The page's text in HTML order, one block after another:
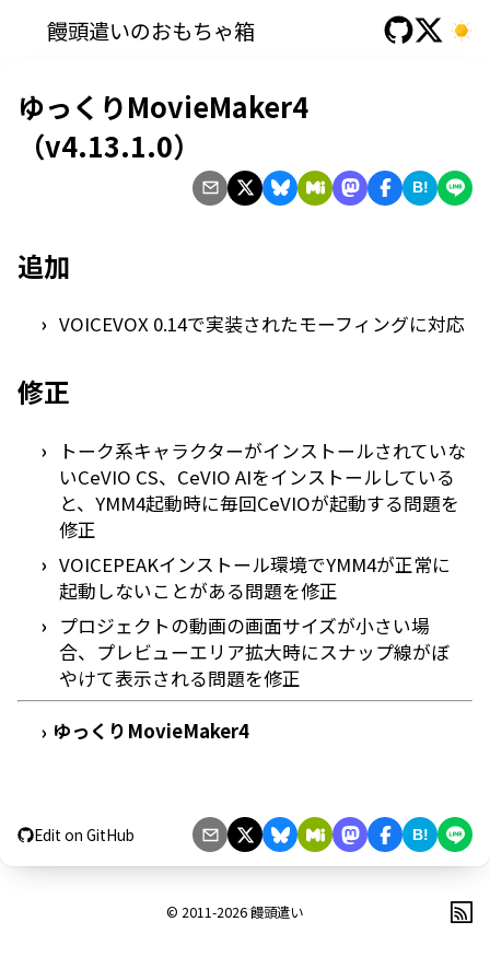
饅頭遣いのおもちゃ箱
ゆっくりMovieMaker4
（v4.13.1.0）
B!
追加
VOICEVOX 0.14で実装されたモーフィングに対応
修正
トーク系キャラクターがインストールされていな
いCeVIO CS、CeVIO AIをインストールしている
と、YMM4起動時に毎回CeVIOが起動する問題を
修正
VOICEPEAKインストール環境でYMM4が正常に
起動しないことがある問題を修正
プロジェクトの動画の画面サイズが小さい場
合、プレビューエリア拡大時にスナップ線がぼ
やけて表示される問題を修正
› ゆっくりMovieMaker4
Edit on GitHub B!
© 2011-2026饅頭遣い